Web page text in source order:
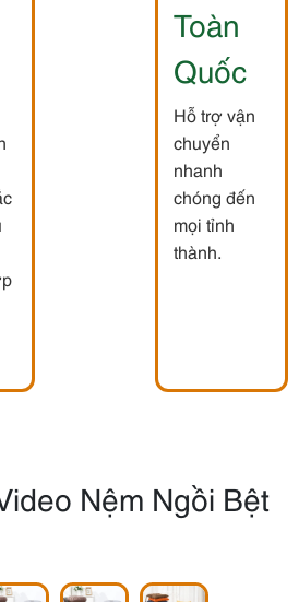
Toàn
Quốc
Hỗ trợ vận
chuyển
nhanh
chóng đến
mọi tỉnh
thành.
Nệm Ngồi Bệt